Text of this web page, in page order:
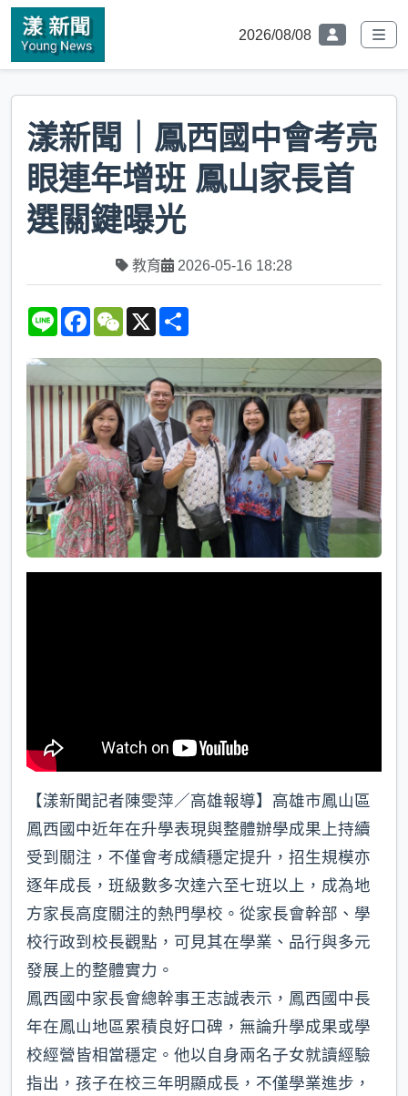
2026/08/08
漾新聞｜鳳西國中會考亮
眼連年增班 鳳山家長首
選關鍵曝光
教育 2026-05-16 18:28
L
e
F
e
o
o
k
W
h
t
X
r
【漾新聞記者陳雯萍／高雄報導】高雄市鳳山區
鳳西國中近年在升學表現與整體辦學成果上持續
受到關注，不僅會考成績穩定提升，招生規模亦
逐年成長，班級數多次達六至七班以上，成為地
方家長高度關注的熱門學校。從家長會幹部、學
校行政到校長觀點，可見其在學業、品行與多元
發展上的整體實力。
鳳西國中家長會總幹事王志誠表示，鳳西國中長
年在鳳山地區累積良好口碑，無論升學成果或學
校經營皆相當穩定。他以自身兩名子女就讀經驗
指出，孩子在校三年明顯成長，不僅學業進步，